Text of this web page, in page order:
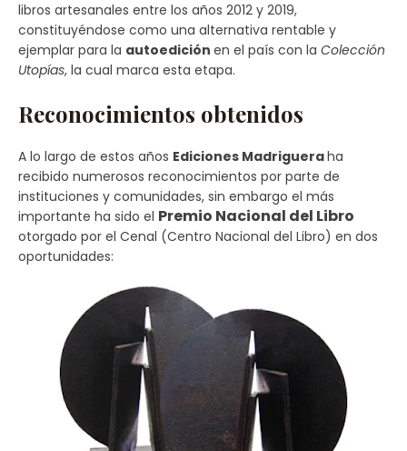
libros artesanales entre los años 2012 y 2019,
constituyéndose como una alternativa rentable y
ejemplar para la autoedición en el país con la Colección
Utopías, la cual marca esta etapa.
Reconocimientos obtenidos
A lo largo de estos años Ediciones Madrigueraha
recibido numerosos reconocimientos por parte de
instituciones y comunidades, sin embargo el más
importante ha sido el Premio Nacional del Libro
otorgado por el Cenal (Centro Nacional del Libro) en dos
oportunidades: